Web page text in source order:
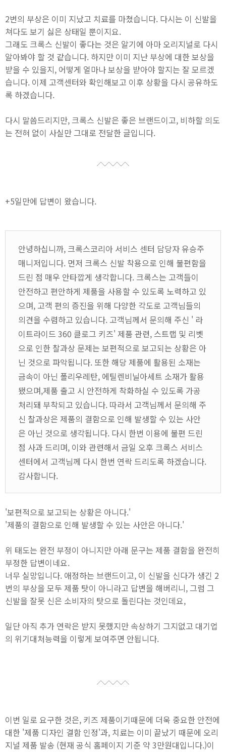
2번의 부상은 이미 지났고 치료를 마쳤습니다. 다시는 이 신발을
쳐다도 보기 싫은 상태일 뿐이지요.
그래도 크록스 신발이 좋다는 것은 알기에 아마 오리지널로 다시
알아봐야 할 것 같습니다. 하지만 이미 지난 부상에 대한 보상을
받을 수 있을지, 어떻게 얼마나 보상을 받아야 할지는 잘 모르겠
습니다. 이제 고객센터와 확인해보고 이후 상황을 다시 공유하도
록 하겠습니다.
다시 말씀드리지만, 크록스 신발은 좋은 브랜드이고, 비하할 의도
는 전혀 없이 사실만 그대로 전달한 글입니다.
+5일만에 답변이 왔습니다.
안녕하십니까, 크록스코리아 서비스 센터 담당자 유승주
매니저입니다. 먼저 크록스 신발 착용으로 인해 불편함을
드린 점 매우 안타깝게 생각합니다. 크록스는 고객들이
안전하고 편안하게 제품을 사용할 수 있도록 노력하고 있
으며, 고객 편의 증진을 위해 다양한 각도로 고객님들의
의견을 수렴하고 있습니다. 고객님께서 문의해 주신 ' 라
이트라이드 360 클로그 키즈' 제품 관련, 스트랩 및 리벳
으로 인한 찰과상 문제는 보편적으로 보고되는 상황은 아
닌 것으로 파악됩니다. 또한 해당 제품에 활용된 소재는
금속이 아닌 폴리우레탄, 에틸렌비닐아세트 소재가 활용
됐으며,제품 출고 시 안전하게 착화하실 수 있도록 가공
처리돼 부착되고 있습니다. 따라서 고객님께서 문의해 주
신 찰과상은 제품의 결함으로 인해 발생할 수 있는 사안
은 아닌 것으로 생각됩니다. 다시 한번 이용에 불편 드린
점 사과 드리며, 이와 관련해서 금일 오후 크록스 서비스
센터에서 고객님께 다시 한번 연락 드리도록 하겠습니다.
감사합니다.
'보편적으로 보고되는 상황은 아니다.'
'제품의 결함으로 인해 발생할 수 있는 사안은 아니다.'
위 태도는 완전 부정이 아니지만 아래 문구는 제품 결함을 완전히
부정한 답변이네요.
너무 실망입니다. 애정하는 브랜드이고, 이 신발을 신다가 생긴 2
번의 부상을 모두 제품 탓이 아니라고 답변을 해버리니, 그럼 그
신발을 잘못 신은 소비자의 탓으로 돌린다는 것인데요,
일단 아직 추가 연락은 받지 못했지만 속상하기 그지없고 대기업
의 위기대처능력을 이렇게 보여주면 안됩니다.
이번 일로 요구한 것은, 키즈 제품이기때문에 더욱 중요한 안전에
대한 '제품 디자인 결함 인정'과, 치료는 이미 끝났기 때문에 오리
지널 제품 발송 (현재 공식 홈페이지 기준 약 3만원대입니다.)이